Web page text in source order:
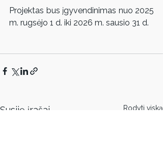
Projektas bus įgyvendinimas nuo 2025
m. rugsėjo 1 d. iki 2026 m. sausio 31 d.
Susiję įrašai Rodyti viską